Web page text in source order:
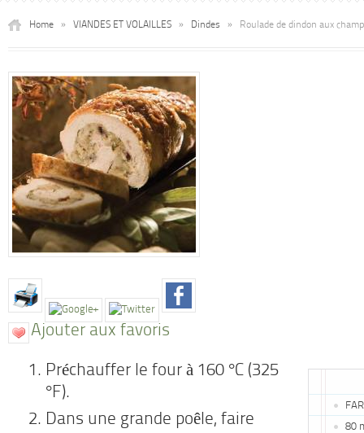
Home » VIANDES ET VOLAILLES » Dindes » Roulade de dindon aux
Ajouter aux favoris
80
Préchauffer le four à 160 °C (325
°F).
Dans une grande poêle, faire